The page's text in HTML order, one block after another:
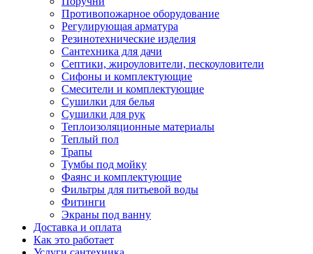
Противопожарное оборудование
Регулирующая арматура
Резинотехнические изделия
Сантехника для дачи
Септики, жироуловители, пескоуловители
Сифоны и комплектующие
Смесители и комплектующие
Сушилки для белья
Сушилки для рук
Теплоизоляционные материалы
Теплый пол
Трапы
Тумбы под мойку
Фаянс и комплектующие
Фильтры для питьевой воды
Фитинги
Экраны под ванну
Доставка и оплата
Как это работает